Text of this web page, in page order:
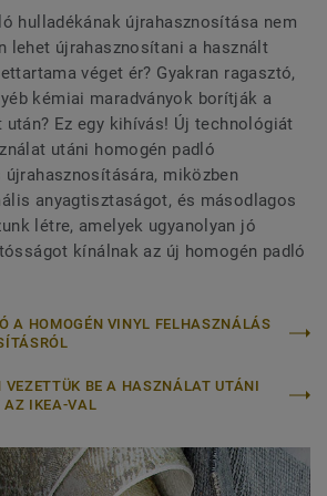
hulladékának újrahasznosítása nem
lehet újrahasznosítani a használt
véget ér? Gyakran ragasztó,
kémiai maradványok borítják a
után? Ez egy kihívás! Új technológiát
utáni homogén padló
miközben
anyagtisztaságot, és másodlagos
létre, amelyek ugyanolyan jó
kínálnak az új homogén padló
A HOMOGÉN VINYL FELHASZNÁLÁS
VEZETTÜK BE A HASZNÁLAT UTÁNI
AZ IKEA-VAL